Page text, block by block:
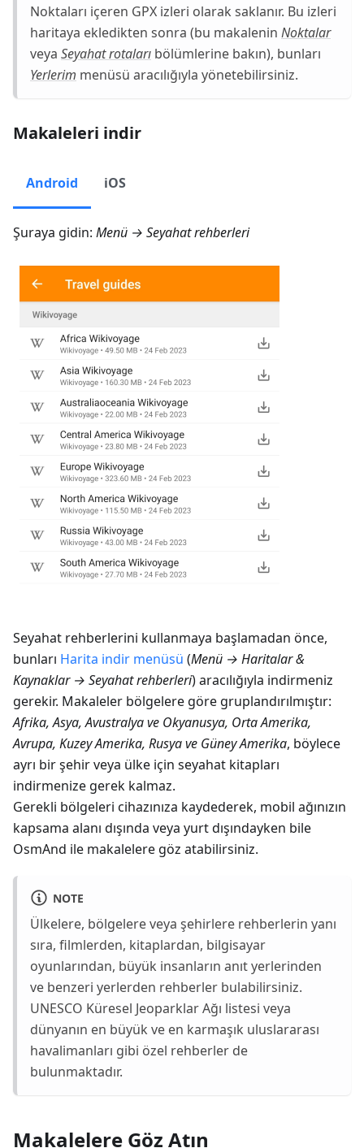
Noktaları içeren GPX izleri olarak saklanır. Bu izleri
haritaya ekledikten sonra (bu makalenin Noktalar
veya Seyahat rotaları bölümlerine bakın), bunları
Yerlerim menüsü aracılığıyla yönetebilirsiniz.
Makaleleri indir
Android iOS
Şuraya gidin: Menü → Seyahat rehberleri
Seyahat rehberlerini kullanmaya başlamadan önce,
bunları Harita indir menüsü (Menü → Haritalar &
Kaynaklar → Seyahat rehberleri) aracılığıyla indirmeniz
gerekir. Makaleler bölgelere göre gruplandırılmıştır:
Afrika, Asya, Avustralya ve Okyanusya, Orta Amerika,
Avrupa, Kuzey Amerika, Rusya ve Güney Amerika, böylece
ayrı bir şehir veya ülke için seyahat kitapları
indirmenize gerek kalmaz.
Gerekli bölgeleri cihazınıza kaydederek, mobil ağınızın
kapsama alanı dışında veya yurt dışındayken bile
OsmAnd ile makalelere göz atabilirsiniz.
NOTE
Ülkelere, bölgelere veya şehirlere rehberlerin yanı
sıra, filmlerden, kitaplardan, bilgisayar
oyunlarından, büyük insanların anıt yerlerinden
ve benzeri yerlerden rehberler bulabilirsiniz.
UNESCO Küresel Jeoparklar Ağı listesi veya
dünyanın en büyük ve en karmaşık uluslararası
havalimanları gibi özel rehberler de
bulunmaktadır.
Makalelere Göz Atın